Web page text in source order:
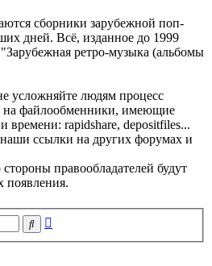
сборники зарубежной поп-
дней. Всё, изданное до 1999
"Зарубежная ретро-музыка (альбомы
усложняйте людям процесс
на файлообменники, имеющие
времени: rapidshare, depositfiles...
ссылки на других форумах и
правообладателей будут
появления.
Поиск